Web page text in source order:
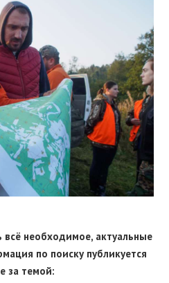
необходимое, актуальные
по поиску публикуется
за темой: